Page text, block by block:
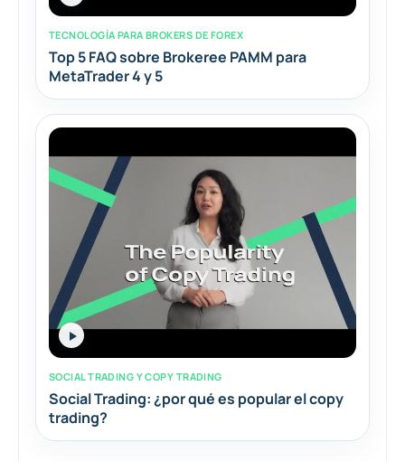
TECNOLOGÍA PARA BROKERS DE FOREX
Top 5 FAQ sobre Brokeree PAMM para
MetaTrader 4 y 5
SOCIAL TRADING Y COPY TRADING
Social Trading: ¿por qué es popular el copy
trading?